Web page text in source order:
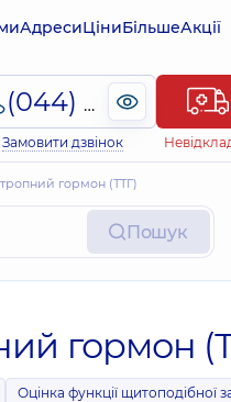
АдресиЦіниБільшеАкції
(044) 495-2-888
Замовити дзвінок
гормон (ТТГ)
Пошук
гормон
Оцінка функції щитоподібної